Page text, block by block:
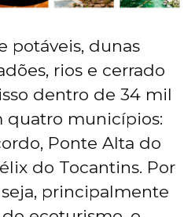
potáveis, dunas
rios e cerrado
dentro de 34 mil
quatro municípios:
Ponte Alta do
do Tocantins. Por
principalmente